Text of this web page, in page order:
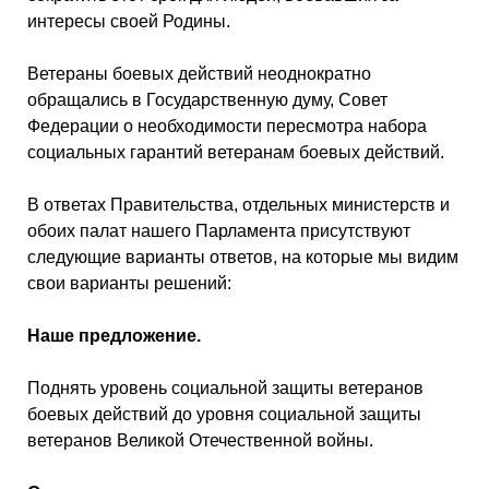
интересы своей Родины.
Ветераны боевых действий неоднократно
обращались в Государственную думу, Совет
Федерации о необходимости пересмотра набора
социальных гарантий ветеранам боевых действий.
В ответах Правительства, отдельных министерств и
обоих палат нашего Парламента присутствуют
следующие варианты ответов, на которые мы видим
свои варианты решений:
Наше предложение.
Поднять уровень социальной защиты ветеранов
боевых действий до уровня социальной защиты
ветеранов Великой Отечественной войны.